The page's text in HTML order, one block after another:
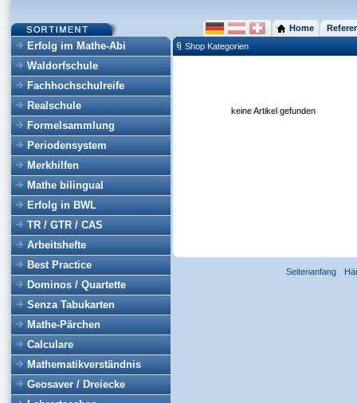
Erfolg im Mathe-Abi
Waldorfschule
Fachhochschulreife
Realschule
Formelsammlung
Periodensystem
Merkhilfen
Mathe bilingual
Erfolg in BWL
TR / GTR / CAS
Arbeitshefte
Best Practice
Dominos / Quartette
Senza Tabukarten
Mathe-Pärchen
Calculare
Mathematikverständnis
Geosaver / Dreiecke
Home
Shop Kategorien
keine Artikel gefunden
Seitenanfang